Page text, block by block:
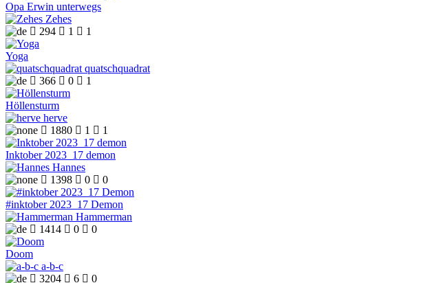
Opa Erwin unterwegs
Zehes
 294  1  1
Yoga
quatschquadrat
 366  0  1
Höllensturm
herve
 1880  1  1
Inktober 2023_17 demon
Hannes
 1398  0  0
#inktober 2023_17 Demon
Hammerman
 1414  0  0
Doom
a-b-c
 3204  6  0